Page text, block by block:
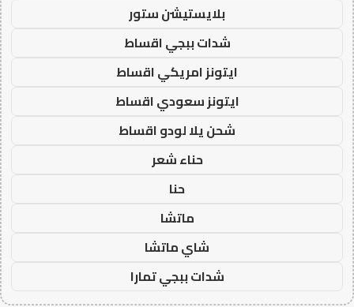
بلايستيشن ستور
شدات ببجي اقساط
ايتونز امريكي اقساط
ايتونز سعودي اقساط
شحن يلا لودو اقساط
حناء شعر
حنا
ماتشا
شاي ماتشا
شدات ببجي تمارا